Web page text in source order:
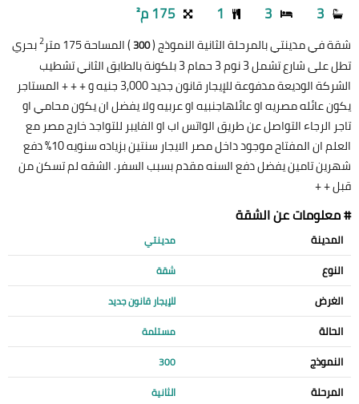
3
3
1 175 م²
شقة في مدينتي بالمرحلة الثانية النموذج (300) المساحة 175 متر 2بحري
تطل على شارع تشمل 3 نوم 3 حمام 3 بلكونة بالطابق الثاني تشطيب
الشركة الوديعة مدفوعة للإيجار قانون جديد 3,000 جنيه و + + + المستاجر
يكون عائله مصريه او عائلهاجنبيه او عربيه ولا يفضل ان يكون محامي او
تاجر الرجاء التواصل عن طريق الواتس اب او الفايبر للتواجد خارج مصر مع
العلم ان المفتاح موجود داخل مصر الايجار سنتين بزياده سنويه 10% دفع
شهرين تامين يفضل دفع السنه مقدم بسبب السفر. الشقه لم تسكن من
قبل + +
# معلومات عن الشقة
المدينة مدينتي
النوع شقة
الغرض للإيجار قانون جديد
الحالة مستلمة
النموذج 300
المرحلة الثانية